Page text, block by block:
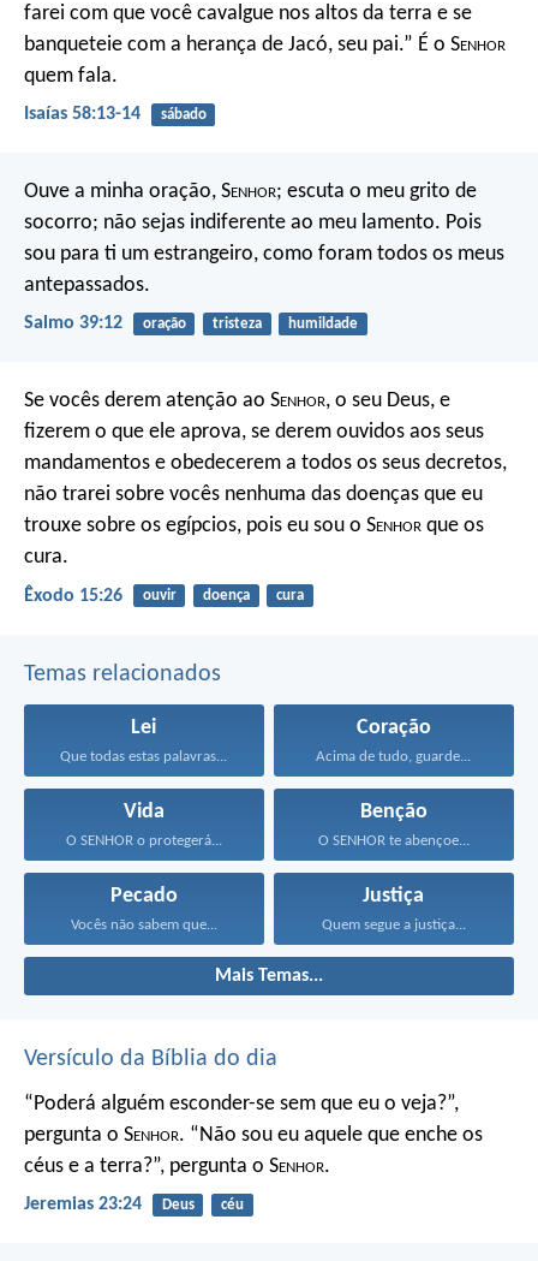
farei com que você cavalgue nos altos da terra e se
banqueteie com a herança de Jacó, seu pai.” É o Senhor
quem fala.
Isaías 58:13-14 sábado
Ouve a minha oração, Senhor; escuta o meu grito de
socorro; não sejas indiferente ao meu lamento. Pois
sou para ti um estrangeiro, como foram todos os meus
antepassados.
Salmo 39:12 oração tristeza humildade
Se vocês derem atenção ao Senhor, o seu Deus, e
fizerem o que ele aprova, se derem ouvidos aos seus
mandamentos e obedecerem a todos os seus decretos,
não trarei sobre vocês nenhuma das doenças que eu
trouxe sobre os egípcios, pois eu sou o Senhor que os
cura.
Êxodo 15:26 ouvir doença cura
Temas relacionados
Lei
Que todas estas palavras...
Coração
Acima de tudo, guarde...
Vida
O SENHOR o protegerá...
Benção
O SENHOR te abençoe...
Pecado
Vocês não sabem que...
Justiça
Quem segue a justiça...
Mais Temas...
Versículo da Bíblia do dia
“Poderá alguém esconder-se sem que eu o veja?”,
pergunta o Senhor. “Não sou eu aquele que enche os
céus e a terra?”, pergunta o Senhor.
Jeremias 23:24 Deus céu